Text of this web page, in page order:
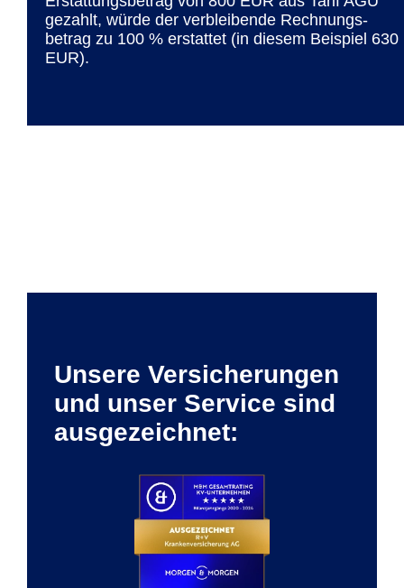
gezahlt, würde der verblei­bende Rechnungs­
betrag zu 100 % erstattet (in diesem Bei­spiel 630
EUR).
Unsere Versicherungen
und unser Service sind
ausgezeichnet: